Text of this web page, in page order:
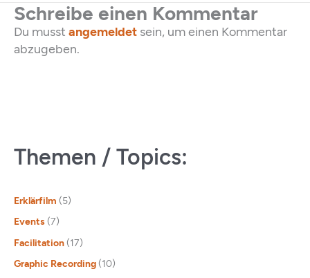
Schreibe einen Kommentar
Du musst angemeldet sein, um einen Kommentar
abzugeben.
Themen / Topics:
Erklärfilm (5)
Events (7)
Facilitation (17)
Graphic Recording (10)